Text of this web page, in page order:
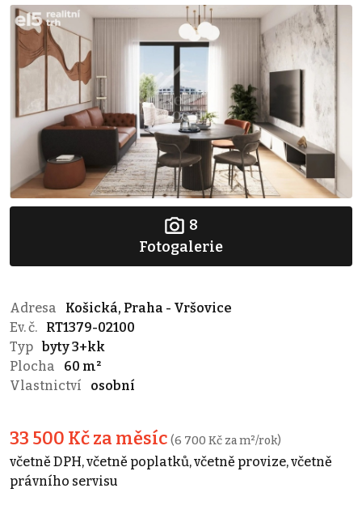
8
Fotogalerie
Adresa
Košická, Praha - Vršovice
Ev. č.
RT1379-02100
Typ byty 3+kk
Plocha
60 m²
Vlastnictví
osobní
33 500 Kč za měsíc (6 700 Kč za m²/rok)
včetně DPH, včetně poplatků, včetně provize, včetně
právního servisu